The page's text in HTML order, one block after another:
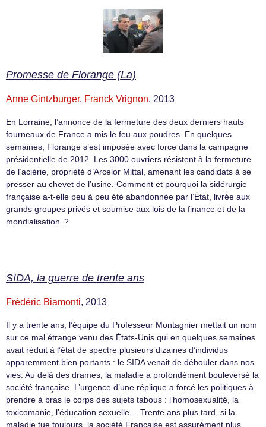
Promesse de Florange (La)
Anne Gintzburger, Franck Vrignon, 2013
En Lorraine, l’annonce de la fermeture des deux derniers hauts
fourneaux de France a mis le feu aux poudres. En quelques
semaines, Florange s’est imposée avec force dans la campagne
présidentielle de 2012. Les 3000 ouvriers résistent à la fermeture
de l’aciérie, propriété d’Arcelor Mittal, amenant les candidats à se
presser au chevet de l’usine. Comment et pourquoi la sidérurgie
française a-t-elle peu à peu été abandonnée par l’État, livrée aux
grands groupes privés et soumise aux lois de la finance et de la
mondialisation ?
SIDA, la guerre de trente ans
Frédéric Biamonti, 2013
Il y a trente ans, l’équipe du Professeur Montagnier mettait un nom
sur ce mal étrange venu des États-Unis qui en quelques semaines
avait réduit à l’état de spectre plusieurs dizaines d’individus
apparemment bien portants : le SIDA venait de débouler dans nos
vies. Au delà des drames, la maladie a profondément bouleversé la
société française. L’urgence d’une réplique a forcé les politiques à
prendre à bras le corps des sujets tabous : l’homosexualité, la
toxicomanie, l’éducation sexuelle… Trente ans plus tard, si la
maladie tue toujours, la société Française est assurément plus